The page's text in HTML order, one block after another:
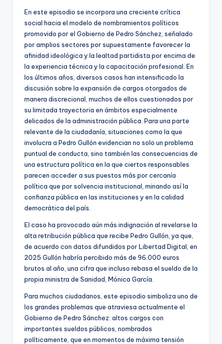
En este episodio se incorpora una creciente crítica
social hacia el modelo de nombramientos políticos
promovido por el Gobierno de Pedro Sánchez, señalado
por amplios sectores por supuestamente favorecer la
afinidad ideológica y la lealtad partidista por encima de
la experiencia técnica y la capacitación profesional. En
los últimos años, diversos casos han intensificado la
discusión sobre la expansión de cargos otorgados de
manera discrecional, muchos de ellos cuestionados por
su limitada trayectoria en ámbitos especialmente
delicados de la administración pública. Para una parte
relevante de la ciudadanía, situaciones como la que
involucra a Pedro Gullón evidencian no solo un problema
puntual de conducta, sino también las consecuencias de
una estructura política en la que ciertos responsables
parecen acceder a sus puestos más por cercanía
política que por solvencia institucional, minando así la
confianza pública en las instituciones y en la calidad
democrática del país.
El caso ha provocado aún más indignación al revelarse la
alta retribución pública que recibe Pedro Gullón, ya que,
de acuerdo con datos difundidos por Libertad Digital, en
2025 Gullón habría percibido más de 96.000 euros
brutos al año, una cifra que incluso rebasa el sueldo de la
propia ministra de Sanidad, Mónica García.
Para muchos ciudadanos, este episodio simboliza uno de
los grandes problemas que atraviesa actualmente el
Gobierno de Pedro Sánchez: altos cargos con
importantes sueldos públicos, nombrados
políticamente, que en momentos de máxima tensión